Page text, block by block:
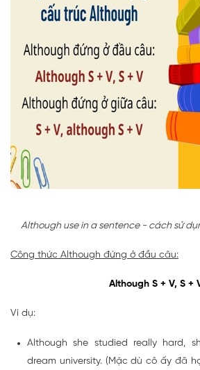
Although use in a sentence - cách sử
Công thức Although đứng ở đầu câu:
Although S + V, S +
Ví dụ:
Although she studied really hard,
dream university. (Mặc dù cô ấy đã